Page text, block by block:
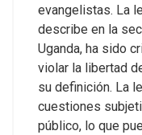
evangelistas. La
describe en la
Uganda, ha sido
violar la libertad
su definición. La
cuestiones
público, lo que